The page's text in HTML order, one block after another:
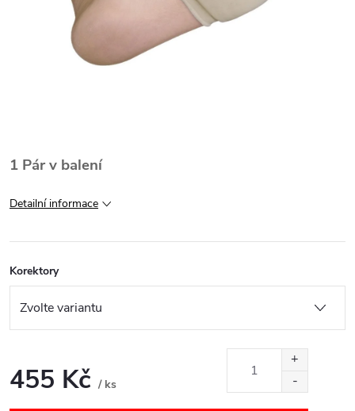
1 Pár v balení
Detailní informace
Korektory
455 Kč / ks